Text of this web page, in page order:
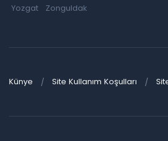
Yozgat
Zonguldak
Künye Site Kullanım Koşulları